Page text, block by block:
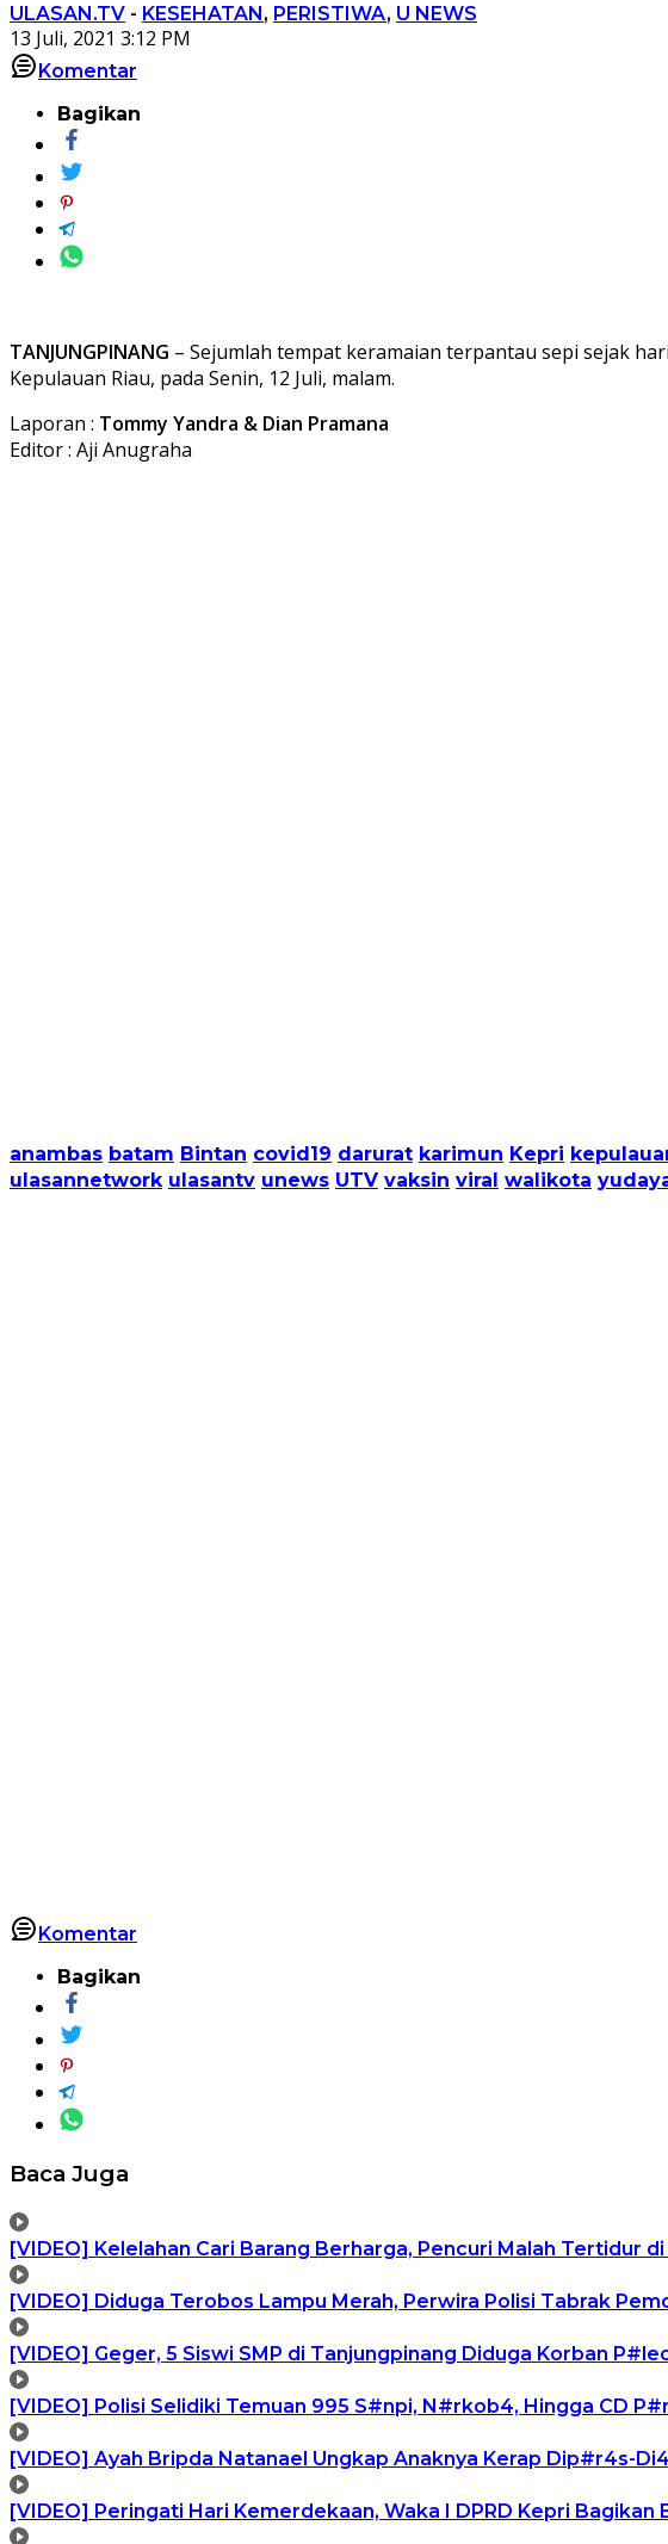
ULASAN.TV - KESEHATAN, PERISTIWA, U NEWS
13 Juli, 2021 3:12 PM
Komentar
Bagikan
TANJUNGPINANG – Sejumlah tempat keramaian terpantau sepi sejak
Kepulauan Riau, pada Senin, 12 Juli, malam.
Laporan : Tommy Yandra & Dian Pramana
Editor : Aji Anugraha
anambas batam Bintan covid19 darurat karimun Kepri
ulasannetwork ulasantv unews UTV vaksin viral walikota
Komentar
Bagikan
Baca Juga
[VIDEO] Kelelahan Cari Barang Berharga, Pencuri Malah Tertidur di
[VIDEO] Diduga Terobos Lampu Merah, Perwira Polisi Tabrak
[VIDEO] Geger, 5 Siswi SMP di Tanjungpinang Diduga Korban
[VIDEO] Polisi Selidiki Temuan 995 S#npi, N#rkob4, Hingga CD
[VIDEO] Ayah Bripda Natanael Ungkap Anaknya Kerap Dip#r4s-
[VIDEO] Peringati Hari Kemerdekaan, Waka I DPRD Kepri Bagikan